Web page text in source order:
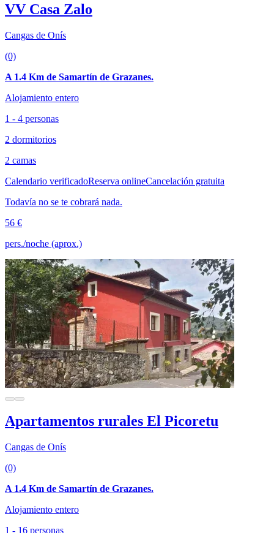
VV Casa Zalo
Cangas de Onís
(0)
A 1.4 Km de Samartín de Grazanes.
Alojamiento entero
1 - 4 personas
2 dormitorios
2 camas
Calendario verificadoReserva onlineCancelación gratuita
Todavía no se te cobrará nada.
56 €
pers./noche (aprox.)
Apartamentos rurales El Picoretu
Cangas de Onís
(0)
A 1.4 Km de Samartín de Grazanes.
Alojamiento entero
1 - 16 personas